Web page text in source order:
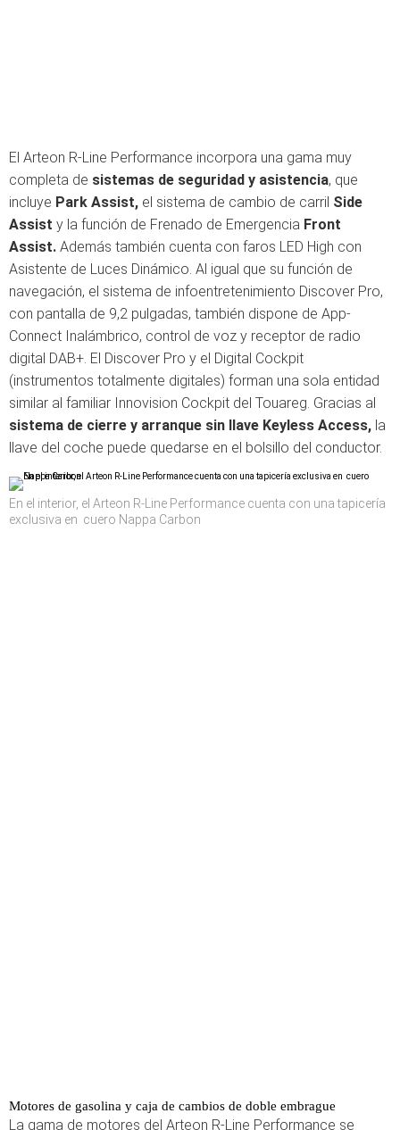
El Arteon R-Line Performance incorpora una gama muy
completa de sistemas de seguridad y asistencia, que
incluye Park Assist, el sistema de cambio de carril Side
Assist y la función de Frenado de Emergencia Front
Assist. Además también cuenta con faros LED High con
Asistente de Luces Dinámico. Al igual que su función de
navegación, el sistema de infoentretenimiento Discover Pro,
con pantalla de 9,2 pulgadas, también dispone de App-
Connect Inalámbrico, control de voz y receptor de radio
digital DAB+. El Discover Pro y el Digital Cockpit
(instrumentos totalmente digitales) forman una sola entidad
similar al familiar Innovision Cockpit del Touareg. Gracias al
sistema de cierre y arranque sin llave Keyless Access, la
llave del coche puede quedarse en el bolsillo del conductor.
En el interior, el Arteon R-Line Performance cuenta con una tapicería
exclusiva en cuero Nappa Carbon
Motores de gasolina y caja de cambios de doble embrague
La gama de motores del Arteon R-Line Performance se